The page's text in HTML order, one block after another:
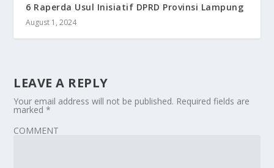
6 Raperda Usul Inisiatif DPRD Provinsi Lampung
August 1, 2024
LEAVE A REPLY
Your email address will not be published. Required fields are
marked*
COMMENT